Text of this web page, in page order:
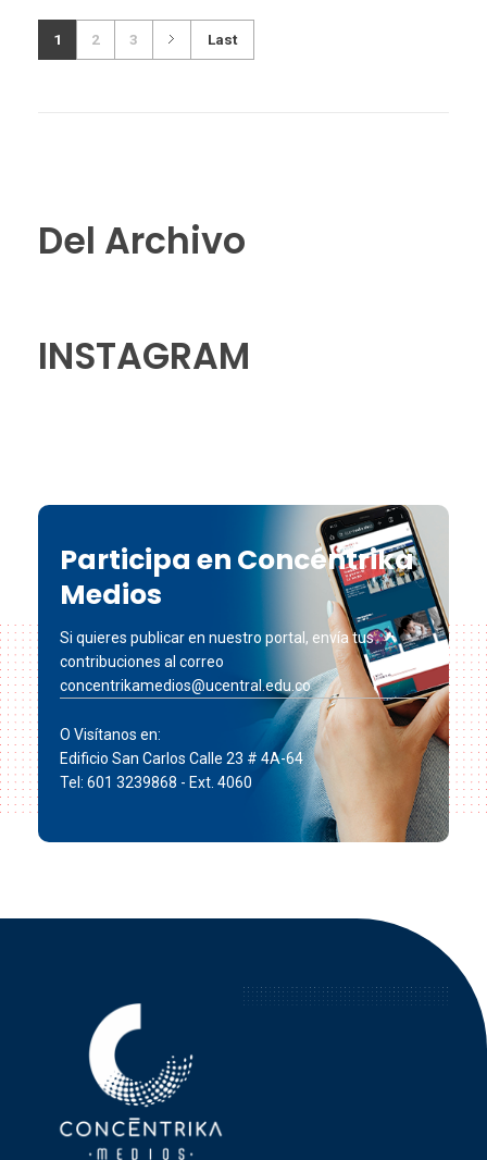
1 2 3 Last
Del Archivo
INSTAGRAM
Participa en Concéntrika
Medios
Si quieres publicar en nuestro portal, envía tus
contribuciones al correo
concentrikamedios@ucentral.edu.co
O Visítanos en:
Edificio San Carlos Calle 23 # 4A-64
Tel: 601 3239868 - Ext. 4060